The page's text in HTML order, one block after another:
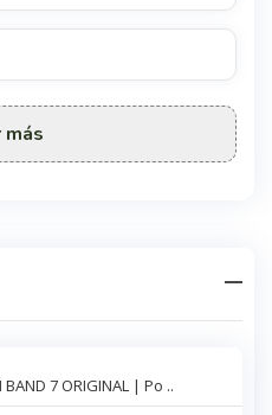
más
BAND 7 ORIGINAL | Po ..